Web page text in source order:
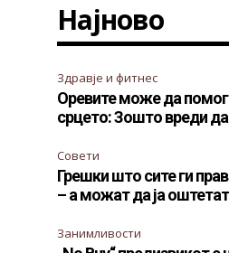
Најново
Здравје и фитнес
Оревите може да
срцето: Зошто вреди да
Совети
Грешки што сите ги
– а можат да ја
Занимливости